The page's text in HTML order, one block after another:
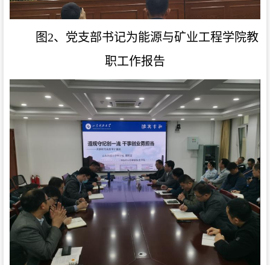
图2、党支部书记为能源与矿业工程学院教
职工作报告